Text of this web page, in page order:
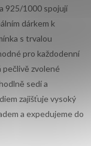
925/1000 spojují
dárkem k
s trvalou
pro každodenní
pečlivě zvolené
sedí a
zajišťuje vysoký
a expedujeme do